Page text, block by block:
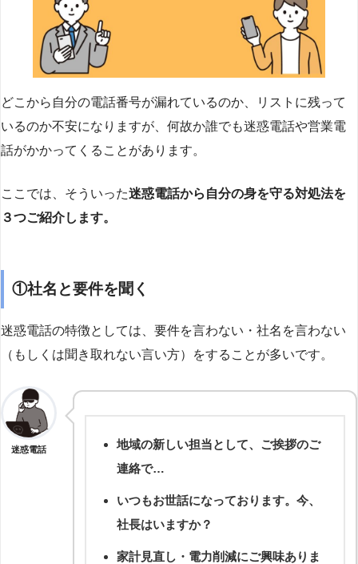
どこから自分の電話番号が漏れているのか、リストに残って
いるのか不安になりますが、何故か誰でも迷惑電話や営業電
話がかかってくることがあります。
ここでは、そういった迷惑電話から自分の身を守る対処法を
３つご紹介します。
①社名と要件を聞く
迷惑電話の特徴としては、要件を言わない・社名を言わない
（もしくは聞き取れない言い方）をすることが多いです。
迷惑電話
地域の新しい担当として、ご挨拶のご
連絡で…
いつもお世話になっております。今、
社長はいますか？
家計見直し・電力削減にご興味ありま